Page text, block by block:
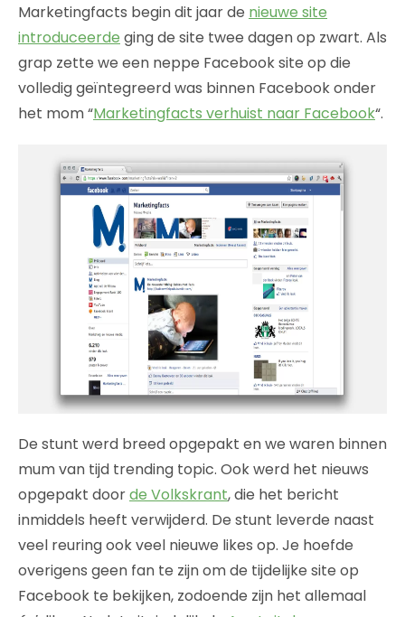
Marketingfacts begin dit jaar de nieuwe site
introduceerde ging de site twee dagen op zwart. Als
grap zette we een neppe Facebook site op die
volledig geïntegreerd was binnen Facebook onder
het mom “Marketingfacts verhuist naar Facebook“.
De stunt werd breed opgepakt en we waren binnen
mum van tijd trending topic. Ook werd het nieuws
opgepakt doorde Volkskrant, die het bericht
inmiddels heeft verwijderd. De stunt leverde naast
veel reuring ook veel nieuwe likes op. Je hoefde
overigens geen fan te zijn om de tijdelijke site op
Facebook te bekijken, zodoende zijn het allemaal